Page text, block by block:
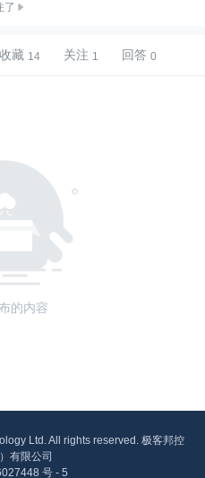
了
收藏 关注 回答
的内容
Ltd. All rights reserved. 极客邦控
有限公司
号 - 5